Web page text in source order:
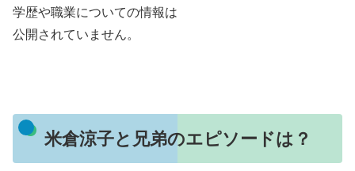
学歴や職業についての情報は
公開されていません。
米倉涼子と兄弟のエピソードは？